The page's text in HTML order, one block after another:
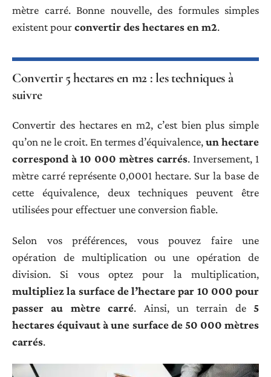
mètre carré. Bonne nouvelle, des formules simples
existent pourconvertir des hectares en m2.
Convertir 5 hectares en m2 : les techniques à
suivre
Convertir des hectares en m2, c’est bien plus simple
qu’on ne le croit. En termes d’équivalence,un hectare
correspond à 10 000 mètres carrés. Inversement, 1
mètre carré représente 0,0001 hectare. Sur la base de
cette équivalence, deux techniques peuvent être
utilisées pour effectuer une conversion fiable.
Selon vos préférences, vous pouvez faire une
opération de multiplication ou une opération de
division. Si vous optez pour la multiplication,
multipliez la surface de l’hectare par 10 000 pour
passer au mètre carré. Ainsi, un terrain de 5
hectares équivaut à une surface de 50 000 mètres
carrés.